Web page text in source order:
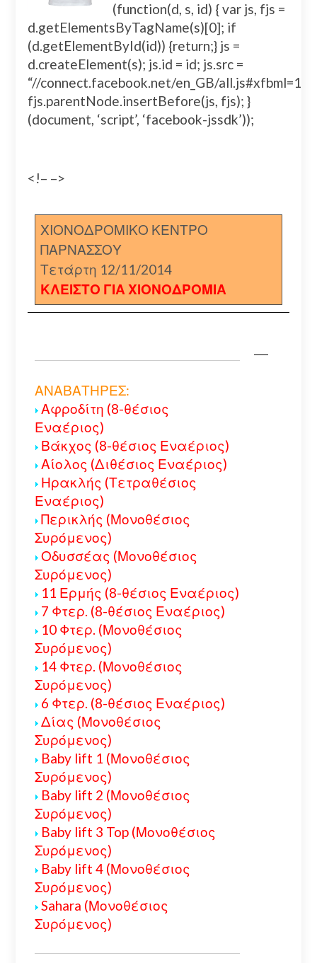
(function(d, s, id) { var js, fjs =
d.getElementsByTagName(s)[0]; if
(d.getElementById(id)) {return;} js =
d.createElement(s); js.id = id; js.src =
“//connect.facebook.net/en_GB/
fjs.parentNode.insertBefore(js, fjs); }
(document, ‘script’, ‘facebook-jssdk’));
<!– –>
ΧΙΟΝΟΔΡΟΜΙΚΟ ΚΕΝΤΡΟ
ΠΑΡΝΑΣΣΟΥ
Τετάρτη 12/11/2014
ΚΛΕΙΣΤΟ ΓΙΑ ΧΙΟΝΟΔΡΟΜΙΑ
ΑΝΑΒΑΤΗΡΕΣ:
Αφροδίτη (8-θέσιος
Εναέριος)
Βάκχος (8-θέσιος Εναέριος)
Αίολος (Διθέσιος Εναέριος)
Ηρακλής (Τετραθέσιος
Εναέριος)
Περικλής (Μονοθέσιος
Συρόμενος)
Οδυσσέας (Μονοθέσιος
Συρόμενος)
11 Ερμής (8-θέσιος Εναέριος)
7 Φτερ. (8-θέσιος Εναέριος)
10 Φτερ. (Μονοθέσιος
Συρόμενος)
14 Φτερ. (Μονοθέσιος
Συρόμενος)
6 Φτερ. (8-θέσιος Εναέριος)
Δίας (Μονοθέσιος
Συρόμενος)
Baby lift 1 (Μονοθέσιος
Συρόμενος)
Baby lift 2 (Μονοθέσιος
Συρόμενος)
Baby lift 3 Top (Μονοθέσιος
Συρόμενος)
Baby lift 4 (Μονοθέσιος
Συρόμενος)
Sahara (Μονοθέσιος
Συρόμενος)